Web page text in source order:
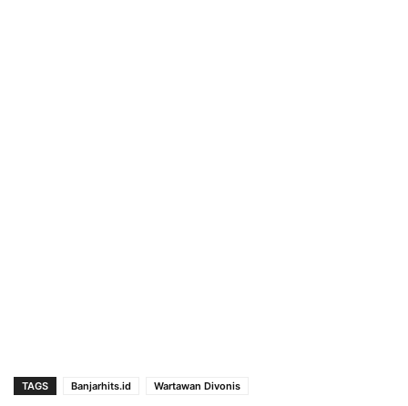
TAGS Banjarhits.id Wartawan Divonis